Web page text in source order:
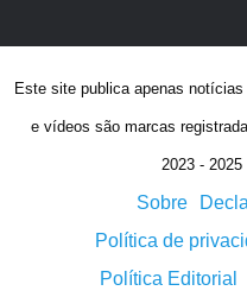
Este site publica apenas
e vídeos são marcas
2023 -
Sobre
Política de
Política Editorial